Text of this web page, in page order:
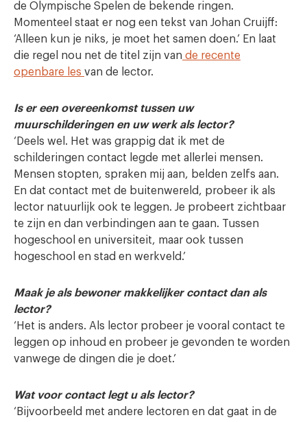
de Olympische Spelen de bekende ringen.
Momenteel staat er nog een tekst van Johan Cruijff:
‘Alleen kun je niks, je moet het samen doen.’ En laat
die regel nou net de titel zijn van de recente
openbare les van de lector.
Is er een overeenkomst tussen uw
muurschilderingen en uw werk als lector?
‘Deels wel. Het was grappig dat ik met de
schilderingen contact legde met allerlei mensen.
Mensen stopten, spraken mij aan, belden zelfs aan.
En dat contact met de buitenwereld, probeer ik als
lector natuurlijk ook te leggen. Je probeert zichtbaar
te zijn en dan verbindingen aan te gaan. Tussen
hogeschool en universiteit, maar ook tussen
hogeschool en stad en werkveld.’
Maak je als bewoner makkelijker contact dan als
lector?
‘Het is anders. Als lector probeer je vooral contact te
leggen op inhoud en probeer je gevonden te worden
vanwege de dingen die je doet.’
Wat voor contact legt u als lector?
‘Bijvoorbeeld met andere lectoren en dat gaat in de